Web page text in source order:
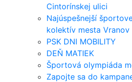
Cintorínskej ulici
Najúspešnejší
kolektív mesta Vranov
PSK DNI MOBILITY
DEŇ MATIEK
Športová olympiáda
Zapojte sa do